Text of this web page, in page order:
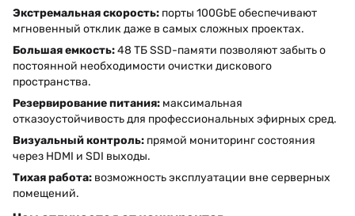
Экстремальная скорость: порты 100GbE обеспечивают
мгновенный отклик даже в самых сложных проектах.
Большая емкость:48 ТБ SSD-памяти позволяют забыть о
постоянной необходимости очистки дискового
пространства.
Резервирование питания: максимальная
отказоустойчивость для профессиональных эфирных сред.
Визуальный контроль: прямой мониторинг состояния
через HDMI и SDI выходы.
Тихая работа: возможность эксплуатации вне серверных
помещений.